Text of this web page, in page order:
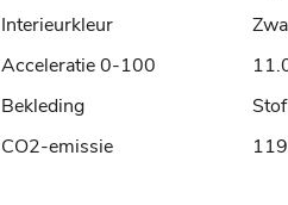
Interieurkleur
Acceleratie 0-100
Bekleding
Stof
CO2-emissie